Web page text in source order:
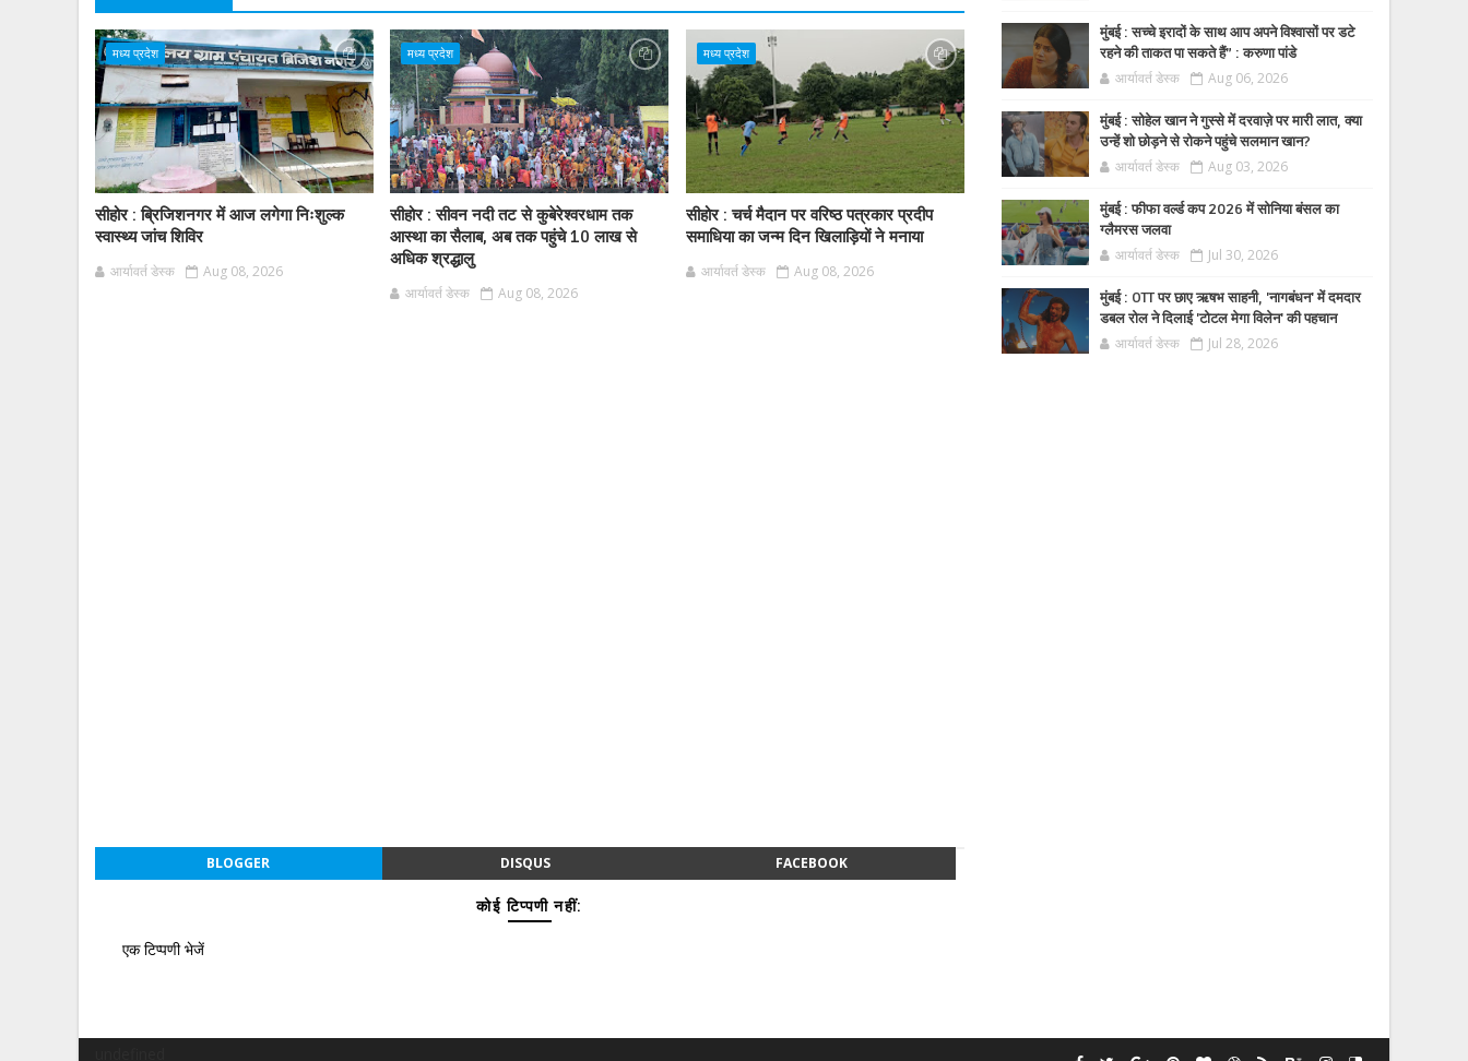
मध्य प्रदेश
सीहोर : ब्रिजिशनगर में आज लगेगा निःशुल्क
स्वास्थ्य जांच शिविर
आर्यावर्त डेस्क Aug 08, 2026
मध्य प्रदेश
सीहोर : सीवन नदी तट से कुबेरेश्वरधाम तक
आस्था का सैलाब, अब तक पहुंचे 10 लाख से
अधिक श्रद्धालु
आर्यावर्त डेस्क Aug 08, 2026
मध्य प्रदेश
सीहोर : चर्च मैदान पर वरिष्ठ पत्रकार प्रदीप
समाधिया का जन्म दिन खिलाड़ियों ने मनाया
आर्यावर्त डेस्क Aug 08, 2026
BLOGGER DISQUS FACEBOOK
कोई टिप्पणी नहीं:
एक टिप्पणी भेजें
मुंबई : सच्चे इरादों के साथ आप अपने विश्वासों पर डटे
रहने की ताकत पा सकते हैं” : करुणा पांडे
आर्यावर्त डेस्क Aug 06, 2026
मुंबई : सोहेल खान ने गुस्से में दरवाज़े पर मारी लात, क्या
उन्हें शो छोड़ने से रोकने पहुंचे सलमान खान?
आर्यावर्त डेस्क Aug 03, 2026
मुंबई : फीफा वर्ल्ड कप 2026 में सोनिया बंसल का
ग्लैमरस जलवा
आर्यावर्त डेस्क Jul 30, 2026
मुंबई : OTT पर छाए ऋषभ साहनी, 'नागबंधन' में दमदार
डबल रोल ने दिलाई 'टोटल मेगा विलेन' की पहचान
आर्यावर्त डेस्क Jul 28, 2026